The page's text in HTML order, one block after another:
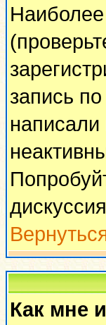
запись
Как мне